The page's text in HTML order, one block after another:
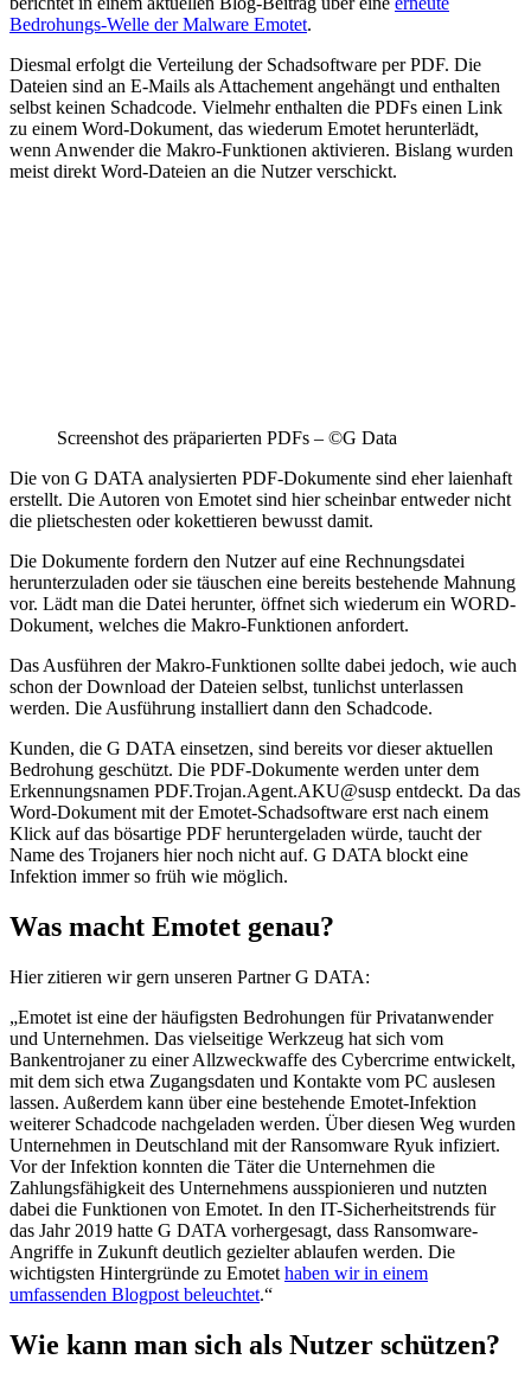
Bedrohungs-Welle der Malware Emotet.
Diesmal erfolgt die Verteilung der Schadsoftware per PDF. Die
Dateien sind an E-Mails als Attachement angehängt und enthalten
selbst keinen Schadcode. Vielmehr enthalten die PDFs einen Link
zu einem Word-Dokument, das wiederum Emotet herunterlädt,
wenn Anwender die Makro-Funktionen aktivieren. Bislang wurden
meist direkt Word-Dateien an die Nutzer verschickt.
Screenshot des präparierten PDFs – ©G Data
Die von G DATA analysierten PDF-Dokumente sind eher laienhaft
erstellt. Die Autoren von Emotet sind hier scheinbar entweder nicht
die plietschesten oder kokettieren bewusst damit.
Die Dokumente fordern den Nutzer auf eine Rechnungsdatei
herunterzuladen oder sie täuschen eine bereits bestehende Mahnung
vor. Lädt man die Datei herunter, öffnet sich wiederum ein WORD-
Dokument, welches die Makro-Funktionen anfordert.
Das Ausführen der Makro-Funktionen sollte dabei jedoch, wie auch
schon der Download der Dateien selbst, tunlichst unterlassen
werden. Die Ausführung installiert dann den Schadcode.
Kunden, die G DATA einsetzen, sind bereits vor dieser aktuellen
Bedrohung geschützt. Die PDF-Dokumente werden unter dem
Erkennungsnamen PDF.Trojan.Agent.AKU@susp entdeckt. Da das
Word-Dokument mit der Emotet-Schadsoftware erst nach einem
Klick auf das bösartige PDF heruntergeladen würde, taucht der
Name des Trojaners hier noch nicht auf. G DATA blockt eine
Infektion immer so früh wie möglich.
Was macht Emotet genau?
Hier zitieren wir gern unseren Partner G DATA:
„Emotet ist eine der häufigsten Bedrohungen für Privatanwender
und Unternehmen. Das vielseitige Werkzeug hat sich vom
Bankentrojaner zu einer Allzweckwaffe des Cybercrime entwickelt,
mit dem sich etwa Zugangsdaten und Kontakte vom PC auslesen
lassen. Außerdem kann über eine bestehende Emotet-Infektion
weiterer Schadcode nachgeladen werden. Über diesen Weg wurden
Unternehmen in Deutschland mit der Ransomware Ryuk infiziert.
Vor der Infektion konnten die Täter die Unternehmen die
Zahlungsfähigkeit des Unternehmens ausspionieren und nutzten
dabei die Funktionen von Emotet. In den IT-Sicherheitstrends für
das Jahr 2019 hatte G DATA vorhergesagt, dass Ransomware-
Angriffe in Zukunft deutlich gezielter ablaufen werden. Die
wichtigsten Hintergründe zu Emotet haben wir in einem
umfassenden Blogpost beleuchtet.“
Wie kann man sich als Nutzer schützen?